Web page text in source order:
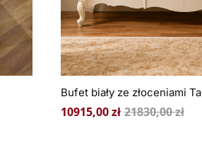
Bufet biały ze złoceniami Ta
21830,00zł
10915,00zł